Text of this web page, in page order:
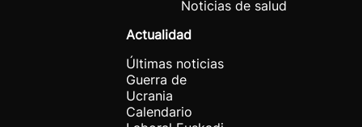
Noticias de salud
Actualidad
Últimas noticias
Guerra de
Ucrania
Calendario